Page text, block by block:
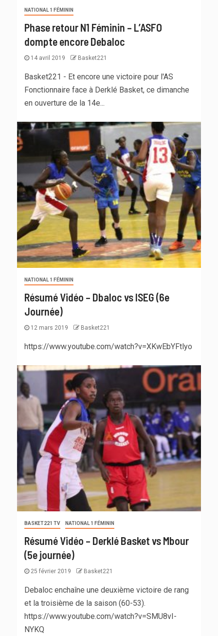
NATIONAL 1 FÉMININ
Phase retour N1 Féminin – L’ASFO
dompte encore Debaloc
14 avril 2019 Basket221
Basket221 - Et encore une victoire pour l'AS
Fonctionnaire face à Derklé Basket, ce dimanche
en ouverture de la 14e...
NATIONAL 1 FÉMININ
Résumé Vidéo – Dbaloc vs ISEG (6e
Journée)
12 mars 2019 Basket221
https://www.youtube.com/watch?v=XKwEbYFtlyo
BASKET221 TV NATIONAL 1 FÉMININ
Résumé Vidéo – Derklé Basket vs Mbour
(5e journée)
25 février 2019 Basket221
Debaloc enchaîne une deuxième victoire de rang
et la troisième de la saison (60-53).
https://www.youtube.com/watch?v=SMU8vI-
NYKQ